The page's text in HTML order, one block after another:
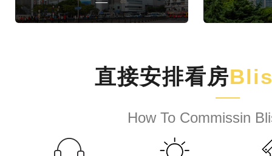
直接安排看房
How To Commissin